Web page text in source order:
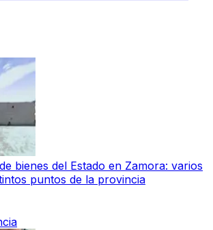
bienes del Estado en Zamora: varios
puntos de la provincia